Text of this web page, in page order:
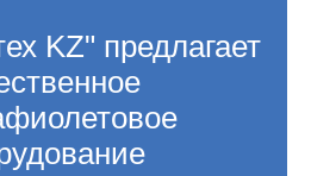
KZ" предлагает